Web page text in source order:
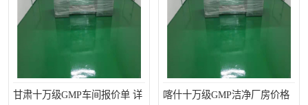
甘肃十万级GMP车间报价单 详
喀什十万级GMP洁净厂房价格